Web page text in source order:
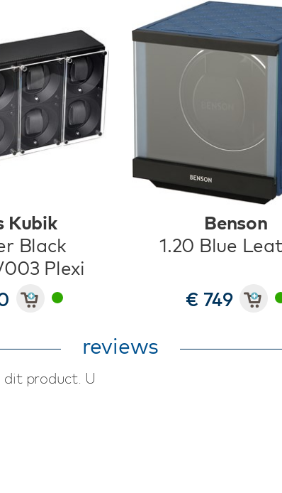
Kubik
Black
Plexi
Benson
1.20 Blue
€ 749
reviews
dit product. U